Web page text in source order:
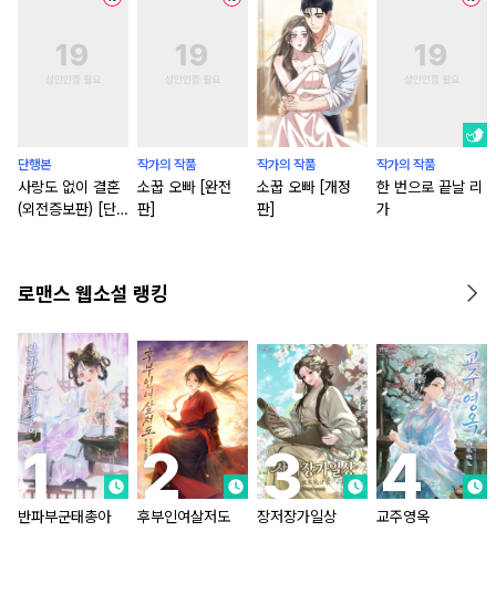
단행본
사랑도 없이 결혼
(외전증보판) [단
작가의 작품
소꿉 오빠 [완전
판]
작가의 작품
소꿉 오빠 [개정
판]
작가의 작품
한 번으로 끝날 리
가
로맨스 웹소설 랭킹
반파부군태총아 후부인여살저도 장저장가일상 교주영옥